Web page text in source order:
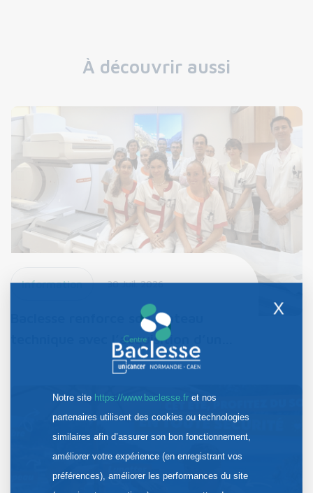
À découvrir aussi
Information 30 Juil. 2026
Baclesse renforce son plateau
technique avec l’acquisition d’un…
X
Notre site https://www.baclesse.fret nos
partenaires utilisent des cookies ou technologies
similaires afin d’assurer son bon fonctionnement,
améliorer votre expérience (en enregistrant vos
préférences), améliorer les performances du site